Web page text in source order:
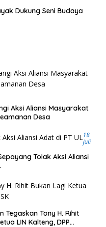
Dukung Seni Budaya
Aksi Aliansi Masyarakat
Desa
18
Juli
Tolak Aksi Aliansi
Tegaskan Tony H. Rihit
LIN Kalteng, DPP